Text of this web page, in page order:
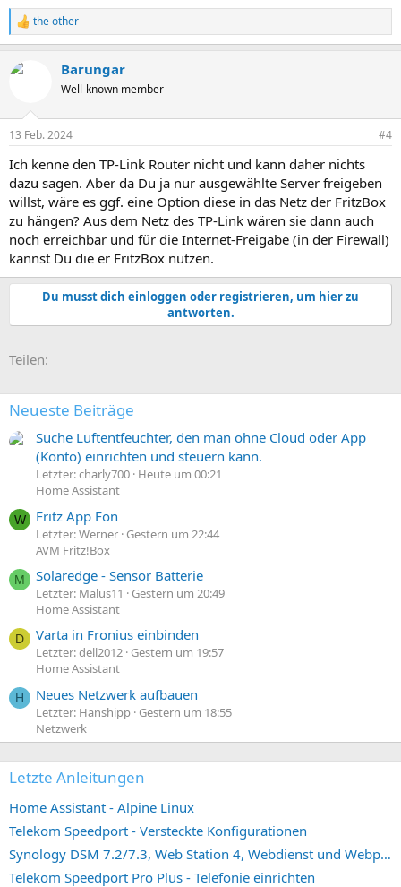
R
e
k
e
:
the other
Barungar
Well-known member
13 Feb. 2024 #4
Ich kenne den TP-Link Router nicht und kann daher nichts
dazu sagen. Aber da Du ja nur ausgewählte Server freigeben
willst, wäre es ggf. eine Option diese in das Netz der FritzBox
zu hängen? Aus dem Netz des TP-Link wären sie dann auch
noch erreichbar und für die Internet-Freigabe (in der Firewall)
kannst Du die er FritzBox nutzen.
Du musst dich einloggen oder registrieren, um hier zu
antworten.
Teilen:
Neueste Beiträge
Suche Luftentfeuchter, den man ohne Cloud oder App
(Konto) einrichten und steuern kann.
Letzter: charly700 Heute um 00:21
Home Assistant
W Fritz App Fon
Letzter: Werner Gestern um 22:44
AVM Fritz!Box
M Solaredge - Sensor Batterie
Letzter: Malus11
Gestern um 20:49
Home Assistant
D Varta in Fronius einbinden
Letzter: dell2012 Gestern um 19:57
Home Assistant
H Neues Netzwerk aufbauen
Letzter: Hanshipp Gestern um 18:55
Netzwerk
Letzte Anleitungen
Home Assistant - Alpine Linux
Telekom Speedport - Versteckte Konfigurationen
Synology DSM 7.2/7.3, Web Station 4, Webdienst und Webportal erstellen (ehemals vHost)
Telekom Speedport Pro Plus - Telefonie einrichten